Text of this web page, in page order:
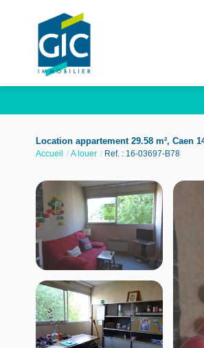
Location appartement 29.58 m², Caen
Accueil A louer Ref. : 16-03697-B78